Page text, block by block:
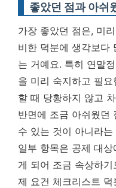
좋았던 점과 아쉬
가장 좋았던 점은, 미
비한 덕분에 생각보다
는 거예요. 특히 연말
을 미리 숙지하고 필
할 때 당황하지 않고
반면에 조금 아쉬웠던
수 있는 것이 아니라
일부 항목은 공제 대
게 되어 조금 속상하
제 요건 체크리스트